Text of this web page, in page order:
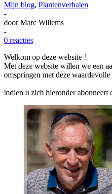
Mijn blog, Plantenverhalen
-
doorMarc Willems
-
0 reacties
Welkom op deze website !
Met deze website willen we een
omspringen met deze
lndien u zich hieronder abonneert